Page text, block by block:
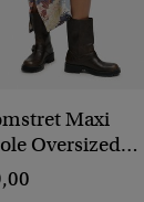
Maxi
Oversized